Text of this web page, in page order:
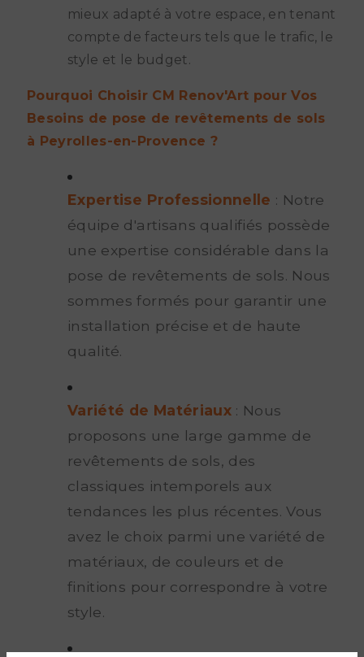
mieux adapté à votre espace, en tenant
compte de facteurs tels que le trafic, le
style et le budget.
Pourquoi Choisir CM Renov'Art pour Vos
Besoins de pose de revêtements de sols
à Peyrolles-en-Provence ?
Expertise Professionnelle : Notre
équipe d'artisans qualifiés possède
une expertise considérable dans la
pose de revêtements de sols. Nous
sommes formés pour garantir une
installation précise et de haute
qualité.
Variété de Matériaux : Nous
proposons une large gamme de
revêtements de sols, des
classiques intemporels aux
tendances les plus récentes. Vous
avez le choix parmi une variété de
matériaux, de couleurs et de
finitions pour correspondre à votre
style.